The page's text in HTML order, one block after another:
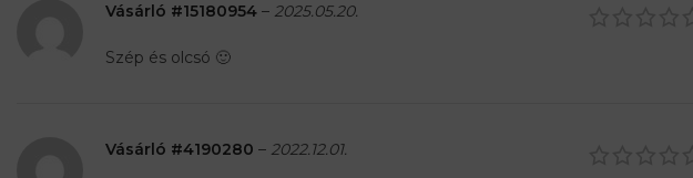
Vásárló #15180954 – 2025.05.20.
Szép és olcsó 🙂
Vásárló #4190280 – 2022.12.01.